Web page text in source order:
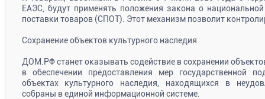
ЕАЭС, будут применять положения закона о
поставки товаров (СПОТ). Этот механизм позволит
Сохранение объектов культурного наследия
ДОМ.РФ станет оказывать содействие в сохранении
в обеспечении предоставления мер государственной
объектах культурного наследия, находящихся в
собраны в единой информационной системе.